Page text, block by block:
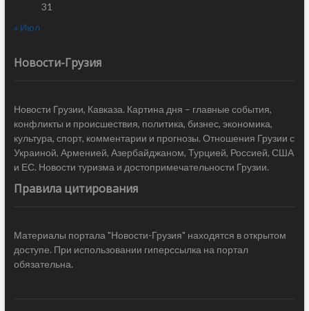
31
« Июл
Новости-Грузия
Новости Грузии, Кавказа. Картина дня – главные события,
конфликты и происшествия, политика, бизнес, экономика,
культура, спорт, комментарии и прогнозы. Отношения Грузии с
Украиной, Арменией, Азербайджаном, Турцией, Россией, США
и ЕС. Новости туризма и достопримечательности Грузии.
Правила цитирования
Материалы портала "Новости-Грузия" находятся в открытом
доступе. При использовании гиперссылка на портал
обязательна.